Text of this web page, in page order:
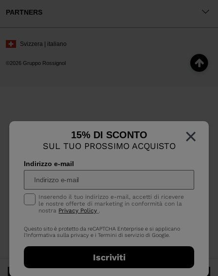
×
15% DI SCONTO
SUL TUO PROSSIMO ACQUISTO
Indirizzo e-mail
Inserendo il tuo indirizzo e-mail, accetti di ricevere
le nostre offerte di marketing in conformità con la
nostra Privacy Policy .
Questo sito è protetto da reCAPTCHA Enterprise e si applicano
l'Informativa sulla privacy e iTermini di servizio di Google.
Iscriviti
PARTNERS
©2026 Gruppo Rossignol
Svizzera | italiano